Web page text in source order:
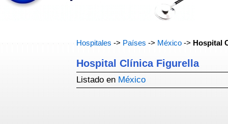
Hospitales -> Países -> México -> Hospital
Hospital Clínica Figurella
Listado en México